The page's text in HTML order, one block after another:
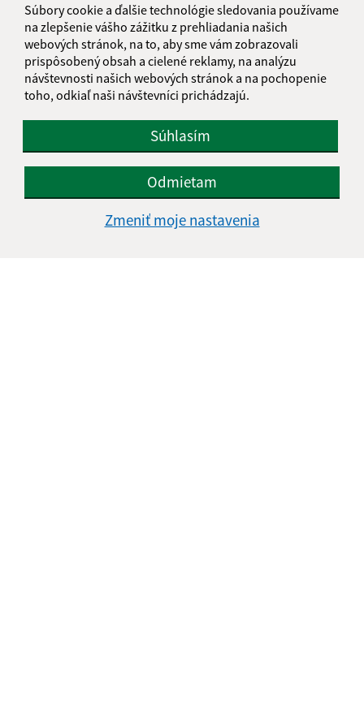
Súbory cookie a ďalšie technológie sledovania používame
na zlepšenie vášho zážitku z prehliadania našich
webových stránok, na to, aby sme vám zobrazovali
prispôsobený obsah a cielené reklamy, na analýzu
návštevnosti našich webových stránok a na pochopenie
toho, odkiaľ naši návštevníci prichádzajú.
Súhlasím
Odmietam
Zmeniť moje nastavenia
info@jasov.sk
+421 948 981 666
IČO: 00324264